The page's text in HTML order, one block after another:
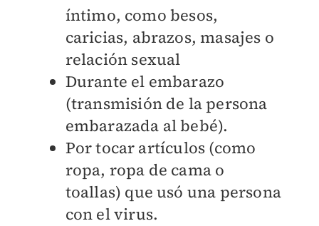
íntimo, como besos,
caricias, abrazos, masajes o
relación sexual
Durante el embarazo
(transmisión de la persona
embarazada al bebé).
Por tocar artículos (como
ropa, ropa de cama o
toallas) que usó una persona
con el virus.